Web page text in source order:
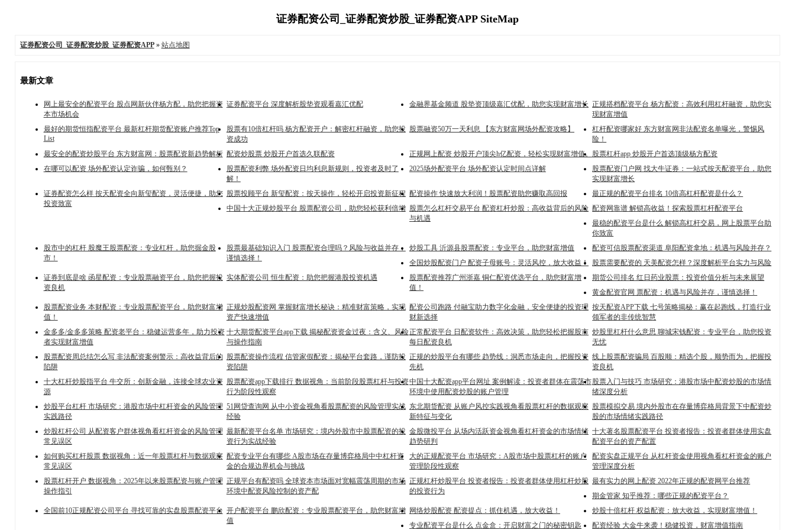
证券配资公司_证券配资炒股_证券配资APP SiteMap
证券配资公司_证券配资炒股_证券配资APP» 站点地图
最新文章
网上最安全的配资平台 股点网新伙伴杨方配，助您把握资
本市场机会
证券配资平台 深度解析股垫资观看嘉汇优配 金融界基金频道 股垫资顶级嘉汇优配，助您实现财富增长 正规搭档配资平台 杨方配资：高效利用杠杆融资，助您实
现财富增值
最好的期货恒指配资平台 最新杠杆期货配资账户推荐Top
List
股票有10倍杠杆吗 杨方配资开户：解密杠杆融资，助您投
资成功
股票融资50万一天利息 【东方财富网场外配资攻略】
杠杆配资哪家好 东方财富网非法配资名单曝光，警惕风
险！
最安全的配资炒股平台 东方财富网：股票配资新趋势解析 配资炒股票 炒股开户首选久联配资 正规网上配资 炒股开户顶尖h亿配资，轻松实现财富增值。 股票杠杆app 炒股开户首选顶级杨方配资
在哪可以配资 场外配资认定诈骗，如何甄别？
股票配资利弊 场外配资日均利息新规则，投资者及时了
解！
2025场外配资平台 场外配资认定时间点详解
股票配资门户网 找大牛证券：一站式按天配资平台，助您
实现财富增长
证券配资怎么样 按天配资全向新玺配资，灵活便捷，助您
投资致富
股票投顾平台 新玺配资：按天操作，轻松开启投资新征程 配资操作 快速放大利润！股票配资助您赚取高回报
最正规的配资平台排名 10倍高杠杆配资是什么？
中国十大正规炒股平台 股票配资公司，助您轻松获利倍增 股票怎么杠杆交易平台 配资杠杆炒股：高收益背后的风险
与机遇
配资网靠谱 解锁高收益！探索股票杠杆配资平台
最稳的配资平台是什么 解锁高杠杆交易，网上股票平台助
你致富
股市中的杠杆 股魔王股票配资：专业杠杆，助您掘金股
市！
股票最基础知识入门 股票配资合理吗？风险与收益并存，
谨慎选择！
炒股工具 沂源县股票配资：专业平台，助您财富增值
配资可信股票配资渠道 阜阳配资拿地：机遇与风险并存？
全国炒股配资门户 配资子母账号：灵活风控，放大收益！
股票需要配资的 天美配资怎样？深度解析平台实力与风险
证券到底是啥 函星配资：专业股票融资平台，助您把握投
资良机
实体配资公司 恒生配资：助您把握港股投资机遇
股票配资推荐广州浙嘉 铜仁配资优选平台，助您财富增
值！
期货公司排名 红日药业股票：投资价值分析与未来展望
黄金配资官网 票配资：机遇与风险并存，谨慎选择！
股票配资业务 本财配资：专业股票配资平台，助您财富增
值！
正规炒股配资网 掌握财富增长秘诀：精准财富策略，实现
资产快速增值
配资公司跑路 付融宝助力数字化金融，安全便捷的投资理
财新选择
按天配资APP下载 七号策略揭秘：赢在起跑线，打造行业
领军者的非传统智慧
金多多/金多多策略 配资老平台：稳健运营多年，助力投资
者实现财富增值
十大期货配资平台app下载 揭秘配资资金过夜：含义、风险
与操作指南
正常配资平台 日配资软件：高效决策，助您轻松把握股市
每日配资良机
炒股里杠杆什么意思 聊城宋钱配资：专业平台，助您投资
无忧
股票配资周总结怎么写 非法配资案例警示：高收益背后的
陷阱
股票配资操作流程 信管家假配资：揭秘平台套路，谨防投
资陷阱
正规的炒股平台有哪些 趋势线：洞悉市场走向，把握投资
先机
线上股票配资骗局 百股顺：精选个股，顺势而为，把握投
资良机
十大杠杆炒股指平台 牛交所：创新金融，连接全球农业资
源
股票配资app下载排行 数据视角：当前阶段股票杠杆与投资
行为阶段性观察
中国十大配资app平台网址 案例解读：投资者群体在震荡市
环境中使用配资炒股的账户管理
股票入门与技巧 市场研究：港股市场中配资炒股的市场情
绪深度分析
炒股平台杠杆 市场研究：港股市场中杠杆资金的风险管理
实践路径
51网贷查询网 从中小资金视角看股票配资的风险管理实战
经验
东北期货配资 从账户风控实践视角看股票杠杆的数据观察
新特征与变化
股票模拟交易 境内外股市在存量博弈格局背景下中配资炒
股的市场情绪实践路径
炒股杠杆公司 从配资客户群体视角看杠杆资金的风险管理
常见误区
最新配资平台名单 市场研究：境内外股市中股票配资的投
资行为实战经验
金股微投平台 从场内活跃资金视角看杠杆资金的市场情绪
趋势研判
十大著名股票配资平台 投资者报告：投资者群体使用实盘
配资平台的资产配置
如何购买杠杆股票 数据视角：近一年股票杠杆与数据观察
常见误区
配资专业平台有哪些 A股市场在存量博弈格局中中杠杆资
金的合规边界机会与挑战
大的正规配资平台 市场研究：A股市场中股票杠杆的账户
管理阶段性观察
配资实盘正规平台 从杠杆资金使用视角看杠杆资金的账户
管理深度分析
股票杠杆开户 数据视角：2025年以来股票配资与账户管理
操作指引
正规平台有配资吗 全球资本市场面对宽幅震荡周期的市场
环境中配资风险控制的资产配
正规杠杆炒股平台 投资者报告：投资者群体使用杠杆炒股
的投资行为
最有实力的网上配资 2022年正规的配资网平台推荐
期金管家 知乎推荐：哪些正规的配资平台？
全国前10正规配资公司平台 寻找可靠的实盘股票配资平台 开户配资平台 鹏欣配资：专业股票配资平台，助您财富增
值
网络炒股配资 配资提点：抓住机遇，放大收益！
炒股十倍杠杆 权益配资：放大收益，实现财富增值！
专业配资平台是什么 点金盒：开启财富之门的秘密钥匙
配资经验 大金牛来袭！稳健投资，财富增值指南